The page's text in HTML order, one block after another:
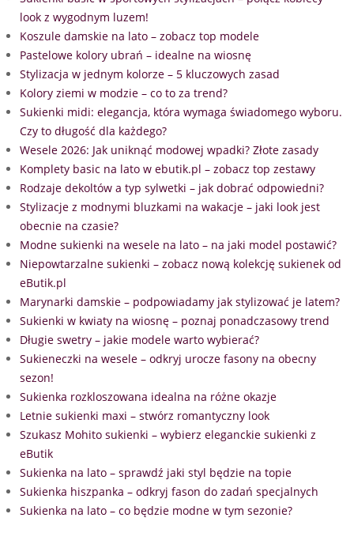
look z wygodnym luzem!
Koszule damskie na lato – zobacz top modele
Pastelowe kolory ubrań – idealne na wiosnę
Stylizacja w jednym kolorze – 5 kluczowych zasad
Kolory ziemi w modzie – co to za trend?
Sukienki midi: elegancja, która wymaga świadomego wyboru.
Czy to długość dla każdego?
Wesele 2026: Jak uniknąć modowej wpadki? Złote zasady
Komplety basic na lato w ebutik.pl – zobacz top zestawy
Rodzaje dekoltów a typ sylwetki – jak dobrać odpowiedni?
Stylizacje z modnymi bluzkami na wakacje – jaki look jest
obecnie na czasie?
Modne sukienki na wesele na lato – na jaki model postawić?
Niepowtarzalne sukienki – zobacz nową kolekcję sukienek od
eButik.pl
Marynarki damskie – podpowiadamy jak stylizować je latem?
Sukienki w kwiaty na wiosnę – poznaj ponadczasowy trend
Długie swetry – jakie modele warto wybierać?
Sukieneczki na wesele – odkryj urocze fasony na obecny
sezon!
Sukienka rozkloszowana idealna na różne okazje
Letnie sukienki maxi – stwórz romantyczny look
Szukasz Mohito sukienki – wybierz eleganckie sukienki z
eButik
Sukienka na lato – sprawdź jaki styl będzie na topie
Sukienka hiszpanka – odkryj fason do zadań specjalnych
Sukienka na lato – co będzie modne w tym sezonie?